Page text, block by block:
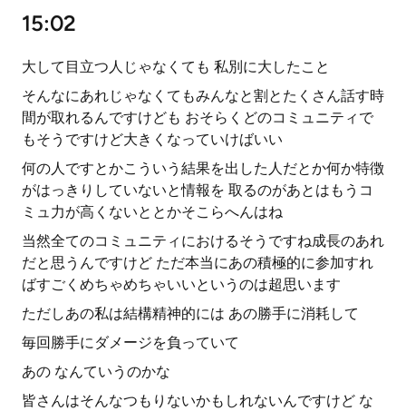
15:02
大して目立つ人じゃなくても 私別に大したこと
そんなにあれじゃなくてもみんなと割とたくさん話す時
間が取れるんですけども おそらくどのコミュニティで
もそうですけど大きくなっていけばいい
何の人ですとかこういう結果を出した人だとか何か特徴
がはっきりしていないと情報を 取るのがあとはもうコ
ミュ力が高くないととかそこらへんはね
当然全てのコミュニティにおけるそうですね成長のあれ
だと思うんですけど ただ本当にあの積極的に参加すれ
ばすごくめちゃめちゃいいというのは超思います
ただしあの私は結構精神的には あの勝手に消耗して
毎回勝手にダメージを負っていて
あの なんていうのかな
皆さんはそんなつもりないかもしれないんですけど な